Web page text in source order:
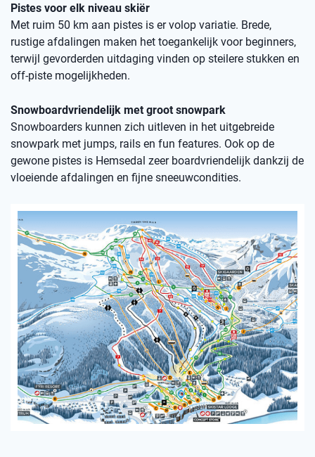
Pistes voor elk niveau skiër
Met ruim 50 km aan pistes is er volop variatie. Brede,
rustige afdalingen maken het toegankelijk voor beginners,
terwijl gevorderden uitdaging vinden op steilere stukken en
off-piste mogelijkheden.
Snowboardvriendelijk met groot snowpark
Snowboarders kunnen zich uitleven in het uitgebreide
snowpark met jumps, rails en fun features. Ook op de
gewone pistes is Hemsedal zeer boardvriendelijk dankzij de
vloeiende afdalingen en fijne sneeuwcondities.